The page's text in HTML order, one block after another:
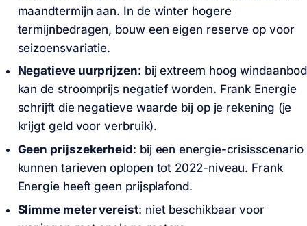
maandtermijn aan. In de winter hogere
termijnbedragen, bouw een eigen reserve op voor
seizoensvariatie.
Negatieve uurprijzen: bij extreem hoog windaanbod
kan de stroomprijs negatief worden. Frank Energie
schrijft die negatieve waarde bij op je rekening (je
krijgt geld voor verbruik).
Geen prijszekerheid: bij een energie-crisisscenario
kunnen tarieven oplopen tot 2022-niveau. Frank
Energie heeft geen prijsplafond.
Slimme meter vereist: niet beschikbaar voor